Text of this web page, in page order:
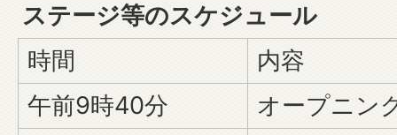
ステージ等のスケジュール
時間
内容
午前9時40分
オープニン